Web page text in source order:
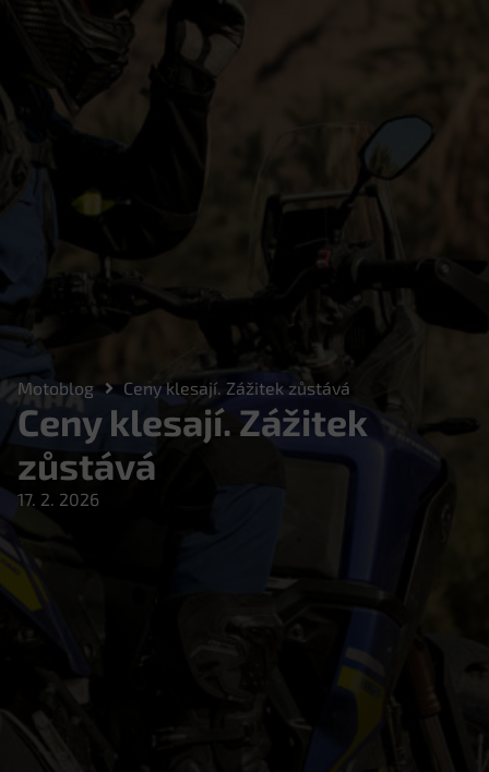
Motoblog Ceny klesají. Zážitek zůstává
Ceny klesají. Zážitek
zůstává
17. 2. 2026